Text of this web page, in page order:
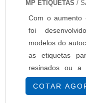
MP ETIQUETAS /
Com o aumento
foi
modelos do
as etiquetas
resinados ou a
sendo, esta
COTAR